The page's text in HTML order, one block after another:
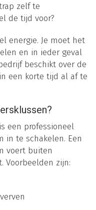
zelf te
de tijd voor?
energie. Je moet het
en in ieder geval
beschikt over de
een korte tijd al af te
een professioneel
in te schakelen. Een
voert buiten
Voorbeelden zijn: